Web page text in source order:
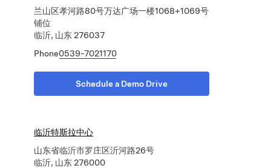
兰山区孝河路80号万达广场一楼1068+1069号
铺位
临沂, 山东 276037
Phone0539-7021170
Schedule a Demo Drive
临沂特斯拉中心
山东省临沂市罗庄区沂河路26号
临沂, 山东 276000